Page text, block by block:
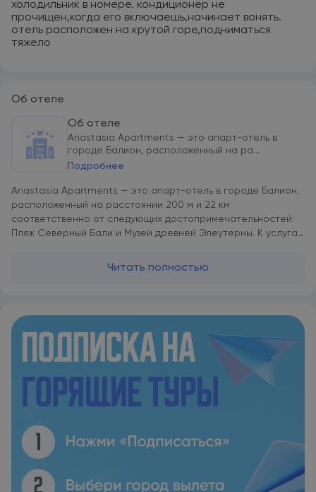
холодильник в номере. кондиционер не
прочищен,когда его включаешь,начинает вонять.
отель расположен на крутой горе,подниматься
тяжело
Об отеле
Об отеле
Anastasia Apartments — это апарт-отель в
городе Балион, расположенный на ра...
Подробнее
Anastasia Apartments — это апарт-отель в городе Балион,
расположенный на расстоянии 200 м и 22 км
соответственно от следующих достопримечательностей:
Пляж Северный Бали и Музей древней Элеутерны. К услугам
Археологический музей Ретимно и Венецианские стены.
Международный аэропорт Ираклион «Никос Казандзакис»
находится в 52 км.
Читать полностью